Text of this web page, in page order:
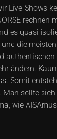
Live-Shows
es quasi
die
ändern.
Somit
sollte
wie